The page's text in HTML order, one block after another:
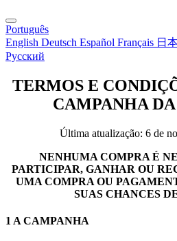
Português
English Deutsch Español Français 日
Русский
TERMOS E
CAMPANHA
Última atualização: 6 de
NENHUMA COMPRA É
PARTICIPAR, GANHAR OU
UMA COMPRA OU
SUAS CHANCES
1 A CAMPANHA